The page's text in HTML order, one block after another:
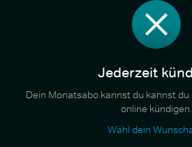
Jederzeit
Dein Monatsabo kannst du kannst
online kündigen.
Wähl dein